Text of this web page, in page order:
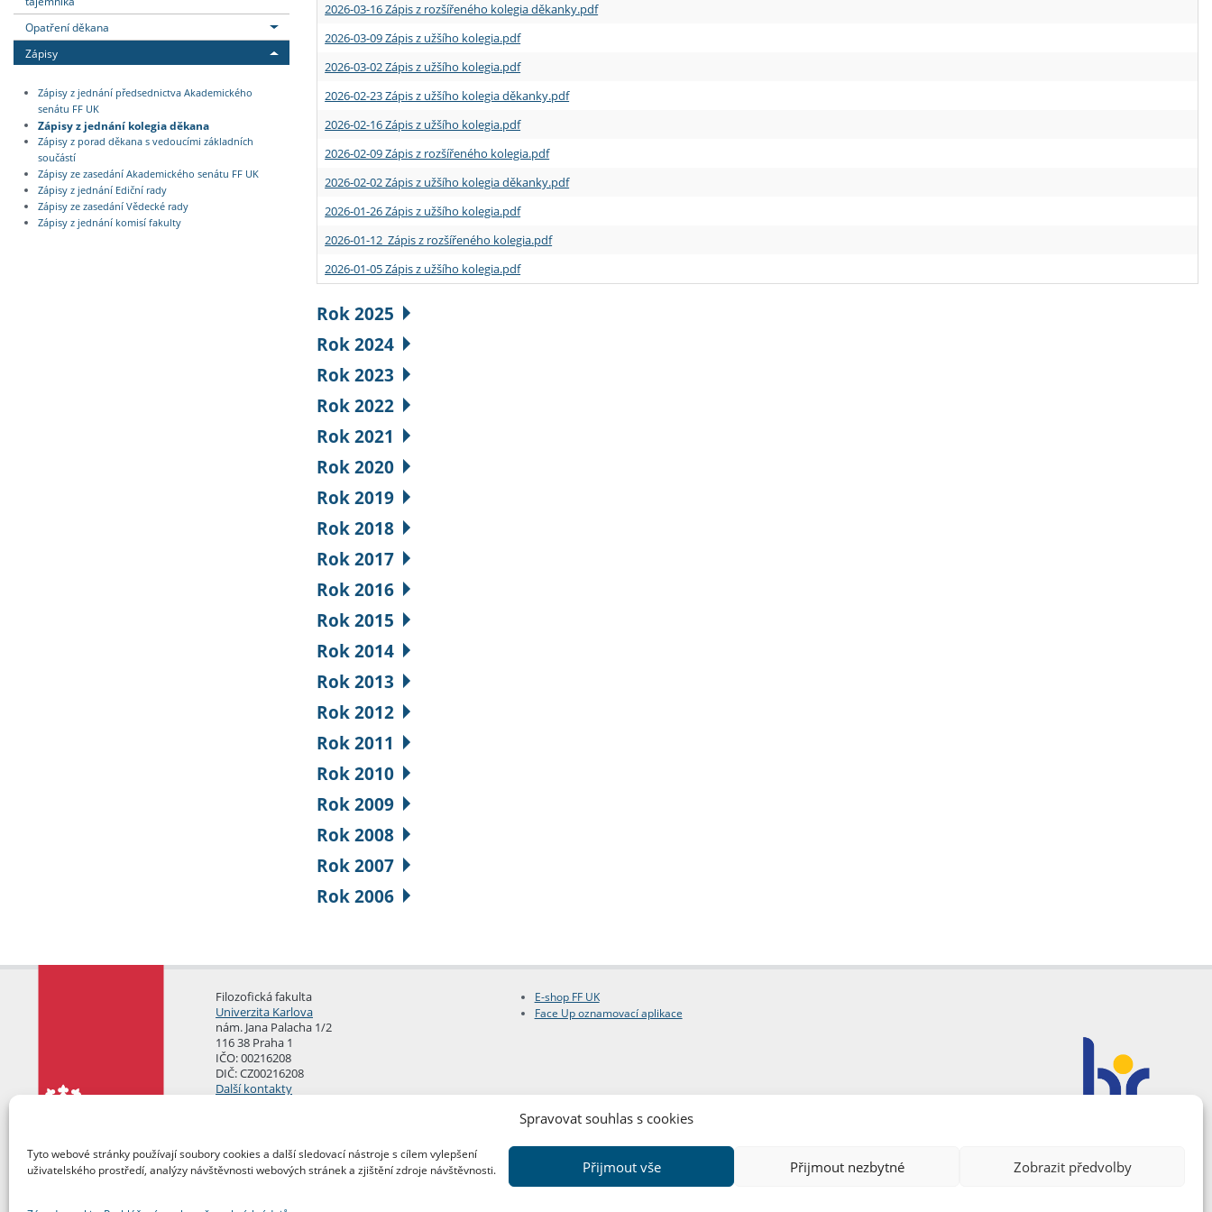
Spravovat souhlas s cookies
Tyto webové stránky používají soubory cookies a další sledovací nástroje s cílem vylepšení
uživatelského prostředí, analýzy návštěvnosti webových stránek a zjištění zdroje návštěvnosti.
Přijmout vše Přijmout nezbytné Zobrazit předvolby
Opatření děkana
Zápisy
Zápisy z jednání předsednictva Akademického
senátu FF UK
Zápisy z jednání kolegia děkana
Zápisy z porad děkana s vedoucími základních
součástí
Zápisy ze zasedání Akademického senátu FF UK
Zápisy z jednání Ediční rady
Zápisy ze zasedání Vědecké rady
Zápisy z jednání komisí fakulty
2026-03-16 Zápis z rozšířeného kolegia děkanky.pdf
2026-03-09 Zápis z užšího kolegia.pdf
2026-03-02 Zápis z užšího kolegia.pdf
2026-02-23 Zápis z užšího kolegia děkanky.pdf
2026-02-16 Zápis z užšího kolegia.pdf
2026-02-09 Zápis z rozšířeného kolegia.pdf
2026-02-02 Zápis z užšího kolegia děkanky.pdf
2026-01-26 Zápis z užšího kolegia.pdf
2026-01-12 Zápis z rozšířeného kolegia.pdf
2026-01-05 Zápis z užšího kolegia.pdf
Rok 2025
Rok 2024
Rok 2023
Rok 2022
Rok 2021
Rok 2020
Rok 2019
Rok 2018
Rok 2017
Rok 2016
Rok 2015
Rok 2014
Rok 2013
Rok 2012
Rok 2011
Rok 2010
Rok 2009
Rok 2008
Rok 2007
Rok 2006
Filozofická fakulta
Univerzita Karlova
nám. Jana Palacha 1/2
116 38 Praha 1
IČO: 00216208
DIČ: CZ00216208
Další kontakty
E-shop FF UK
Face Up oznamovací aplikace